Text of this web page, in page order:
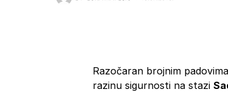
Razočaran brojnim
razinu sigurnosti na stazi